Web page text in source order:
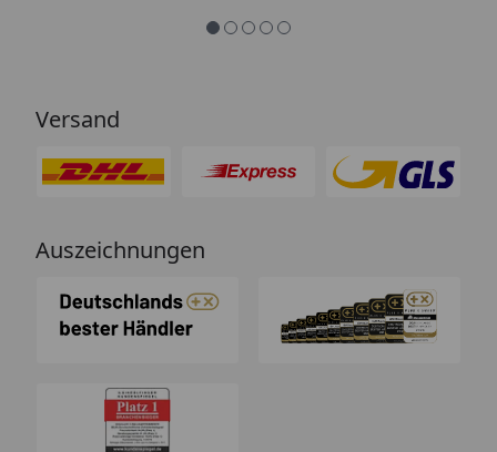
Versand
Auszeichnungen